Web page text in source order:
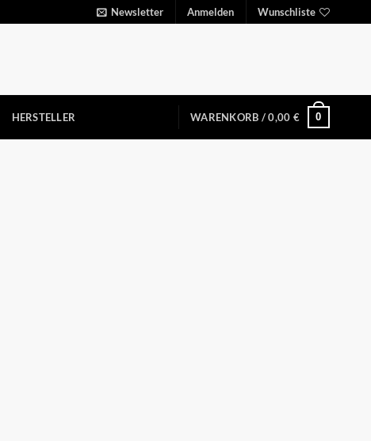
Newsletter Anmelden Wunschliste
HERSTELLER WARENKORB /0,00 € 0